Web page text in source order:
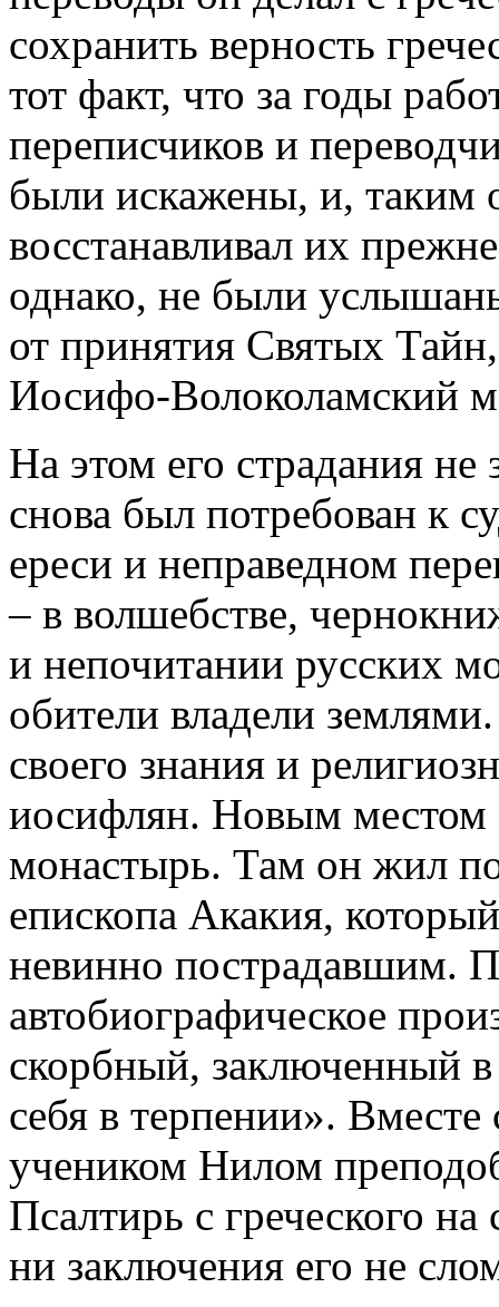
сохранить верность
тот факт, что за годы
переписчиков и
были искажены, и, таким
восстанавливал их
однако, не были
от принятия Святых
Иосифо-Волоколамский
На этом его страдания
снова был потребован к
ереси и неправедном
– в волшебстве,
и непочитании русских
обители владели
своего знания и
иосифлян. Новым местом
монастырь. Там он жил
епископа Акакия,
невинно пострадавшим.
автобиографическое
скорбный, заключенный
себя в терпении».
учеником Нилом
Псалтирь с греческого
ни заключения его не